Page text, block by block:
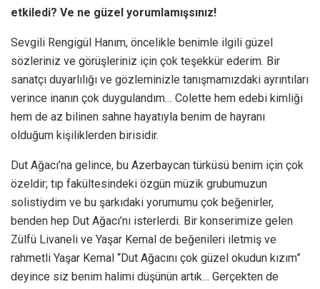
etkiledi? Ve ne güzel yorumlamışsınız!
Sevgili Rengigül Hanım, öncelikle benimle ilgili güzel
sözleriniz ve görüşleriniz için çok teşekkür ederim. Bir
sanatçı duyarlılığı ve gözleminizle tanışmamızdaki ayrıntıları
verince inanın çok duygulandım… Colette hem edebi kimliği
hem de az bilinen sahne hayatıyla benim de hayranı
olduğum kişiliklerden birisidir.
Dut Ağacı’na gelince, bu Azerbaycan türküsü benim için çok
özeldir; tıp fakültesindeki özgün müzik grubumuzun
solistiydim ve bu şarkıdaki yorumumu çok beğenirler,
benden hep Dut Ağacı’nı isterlerdi. Bir konserimize gelen
Zülfü Livaneli ve Yaşar Kemal de beğenileri iletmiş ve
rahmetli Yaşar Kemal “Dut Ağacını çok güzel okudun kızım”
deyince siz benim halimi düşünün artık… Gerçekten de